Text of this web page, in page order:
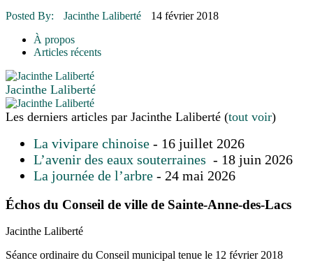
16 juillet 2026
CULTURE
16 juillet 2026
16 juillet 2026
16 juillet 2026 |
Posted By: Jacinthe Laliberté
14 février 2018
À propos
Articles récents
Jacinthe Laliberté
Les derniers articles par Jacinthe Laliberté (tout voir)
La vivipare chinoise - 16 juillet 2026
L’avenir des eaux souterraines - 18 juin 2026
La journée de l’arbre - 24 mai 2026
Échos du Conseil de ville de Sainte-Anne-des-Lacs
Jacinthe Laliberté
Séance ordinaire du Conseil municipal tenue le 12 février 2018